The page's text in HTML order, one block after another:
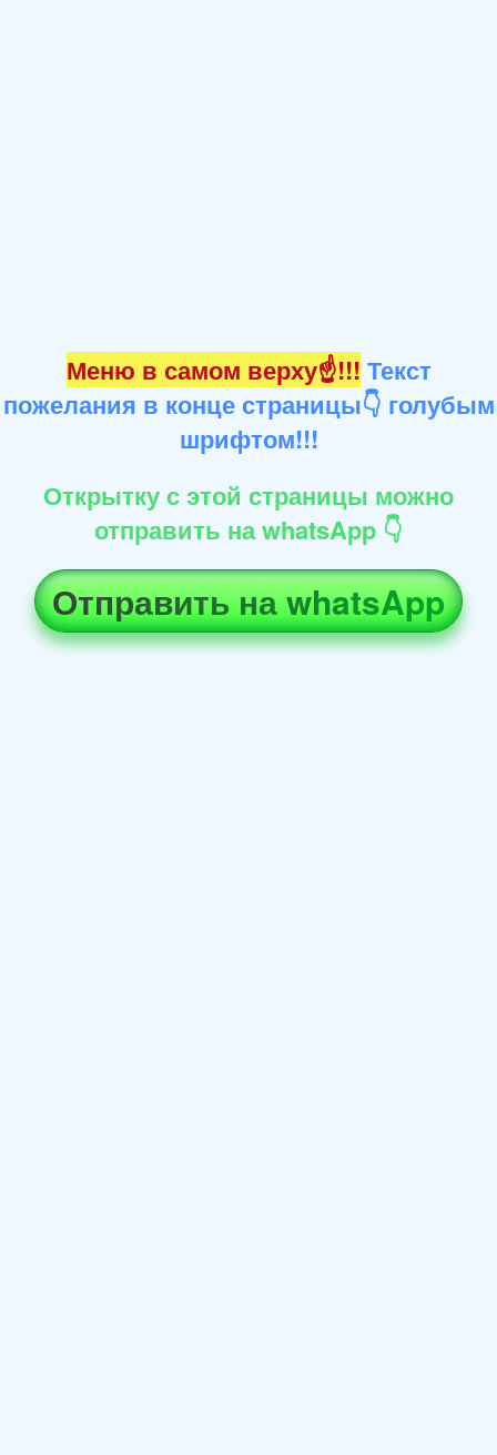
Меню в самом верху☝!!! Текст
пожелания в конце страницы👇 голубым
шрифтом!!!
Открытку с этой страницы можно
отправить на whatsApp 👇
Отправить на whatsApp